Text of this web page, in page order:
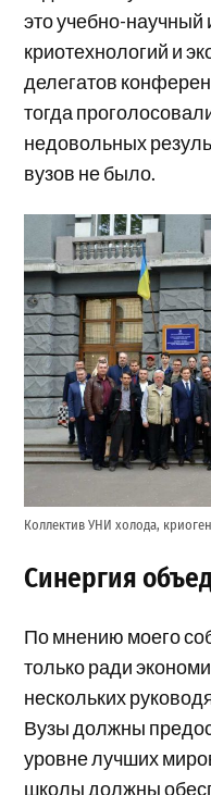
это учебно-научный
криотехнологий и
делегатов
тогда
недовольных
вузов не было.
Коллектив УНИ холода,
Синергия
По мнению моего
только ради
нескольких
Вузы должны
уровне лучших
школы должны